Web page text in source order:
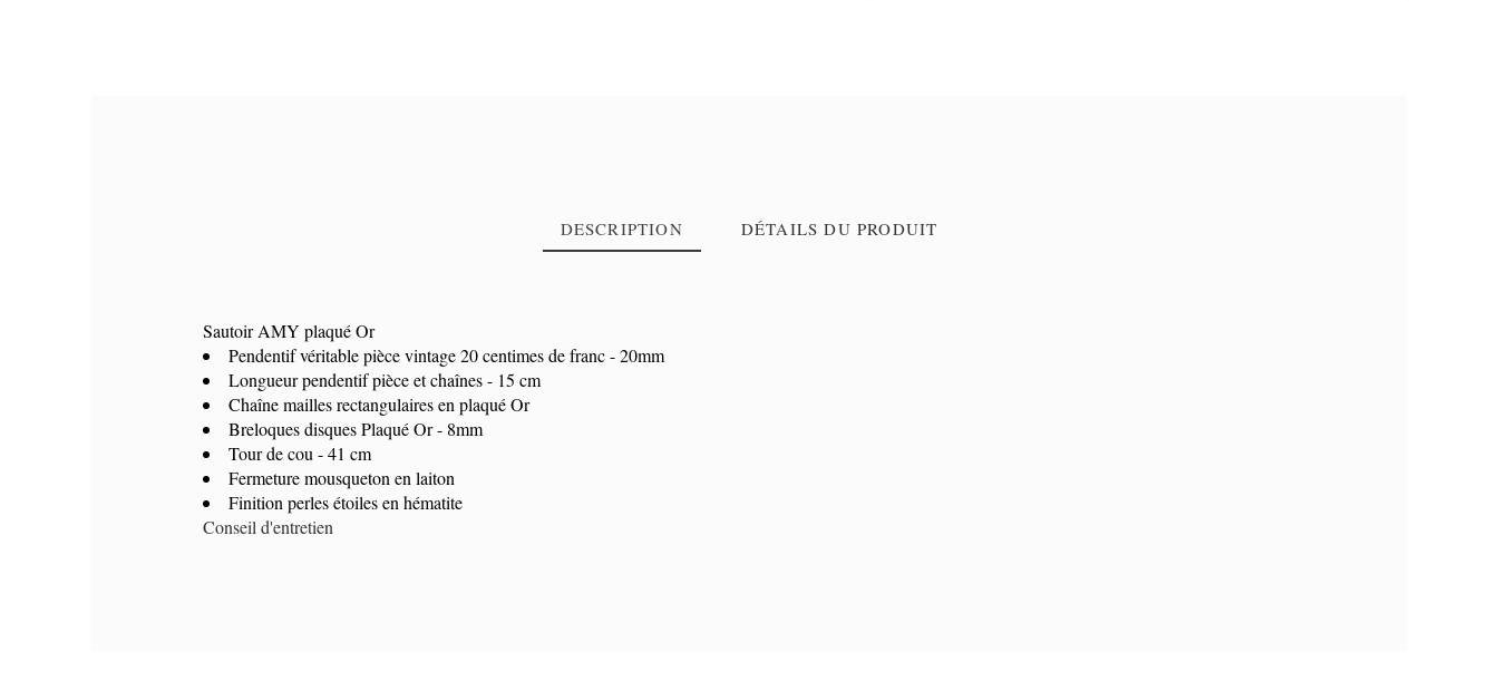
DESCRIPTION DÉTAILS DU PRODUIT
Sautoir AMY plaqué Or
Pendentif véritable pièce vintage 20 centimes de franc - 20mm
Longueur pendentif pièce et chaînes - 15 cm
Chaîne mailles rectangulaires en plaqué Or
Breloques disques Plaqué Or - 8mm
Tour de cou - 41 cm
Fermeture mousqueton en laiton
Finition perles étoiles en hématite
Conseil d'entretien
RéférenceCOAM
En stock1 Article